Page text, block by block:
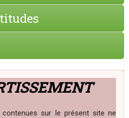
sur le présent site ne